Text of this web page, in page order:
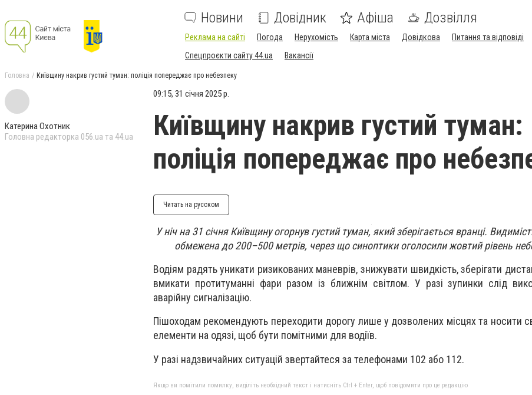
Новини Довідник Афіша Дозвілля
Реклама на сайті Погода Нерухомість Карта міста Довідкова Питання та відповіді
Спецпроєкти сайту 44.ua
Вакансії
Головна Київщину накрив густий туман: поліція попереджає про небезпеку
Катерина Охотник
Головна редакторка 056.ua та 44.ua
09:15, 31 січня 2025 р.
Київщину накрив густий туман:
поліція попереджає про
Читать на русском
У ніч на 31 січня Київщину огорнув густий туман, який зберігається вранці.
обмежена до 200–500 метрів, через що синоптики оголосили жовтий рівень
Водіям радять уникати ризикованих маневрів, знижувати швидкість, зберігати
вмикати протитуманні фари разом із ближнім світлом. У разі зупинки слід
аварійну сигналізацію.
Пішоходам рекомендують переходити дорогу лише у дозволених місцях та носити
елементи на одязі, щоб бути помітними для водіїв.
У разі надзвичайних ситуацій звертайтеся за телефонами 102 або 112.
Якщо ви помітили помилку, виділіть необхідний текст і натисніть Ctrl + Enter, щоб повідомити про це редакцію